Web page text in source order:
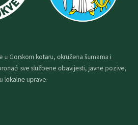
u Gorskom kotaru, okružena šumama i
sve službene obavijesti, javne pozive,
lokalne uprave.